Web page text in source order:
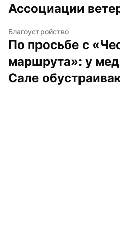
Ассоциации
Благоустройство
По просьбе с
маршрута»: у
Сале